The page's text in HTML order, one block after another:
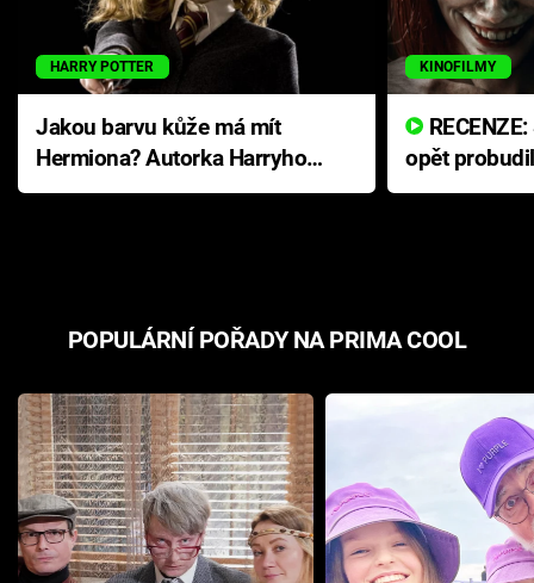
HARRY POTTER
Jakou barvu kůže má mít
Hermiona? Autorka Harryho
Pottera přišla s ráznou
KINOFILMY
opět
přichází s
POPULÁRNÍ POŘADY NA PRIMA COOL